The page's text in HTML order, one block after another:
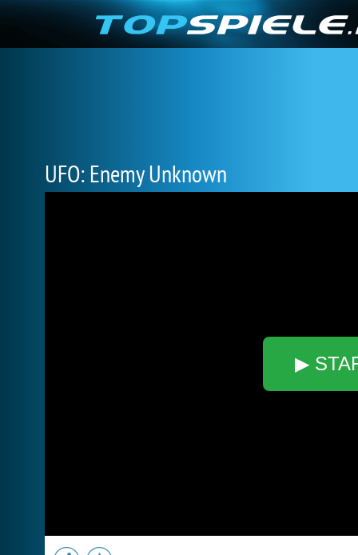
UFO: Enemy Unknown
▶